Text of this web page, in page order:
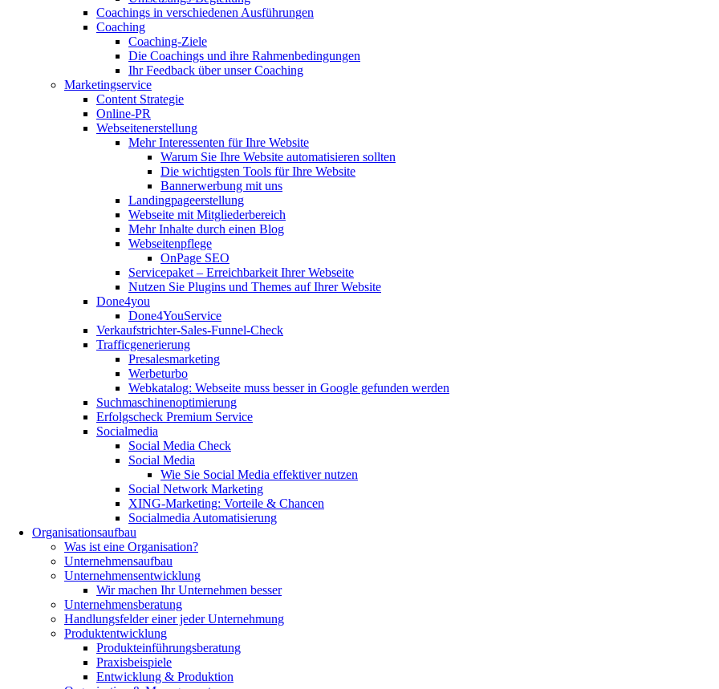
Coachings in verschiedenen Ausführungen
Coaching
Coaching-Ziele
Die Coachings und ihre Rahmenbedingungen
Ihr Feedback über unser Coaching
Marketingservice
Content Strategie
Online-PR
Webseitenerstellung
Mehr Interessenten für Ihre Website
Warum Sie Ihre Website automatisieren sollten
Die wichtigsten Tools für Ihre Website
Bannerwerbung mit uns
Landingpageerstellung
Webseite mit Mitgliederbereich
Mehr Inhalte durch einen Blog
Webseitenpflege
OnPage SEO
Servicepaket – Erreichbarkeit Ihrer Webseite
Nutzen Sie Plugins und Themes auf Ihrer Website
Done4you
Done4YouService
Verkaufstrichter-Sales-Funnel-Check
Trafficgenerierung
Presalesmarketing
Werbeturbo
Webkatalog: Webseite muss besser in Google gefunden werden
Suchmaschinenoptimierung
Erfolgscheck Premium Service
Socialmedia
Social Media Check
Social Media
Wie Sie Social Media effektiver nutzen
Social Network Marketing
XING-Marketing: Vorteile & Chancen
Socialmedia Automatisierung
Organisationsaufbau
Was ist eine Organisation?
Unternehmensaufbau
Unternehmensentwicklung
Wir machen Ihr Unternehmen besser
Unternehmensberatung
Handlungsfelder einer jeder Unternehmung
Produktentwicklung
Produkteinführungsberatung
Praxisbeispiele
Entwicklung & Produktion